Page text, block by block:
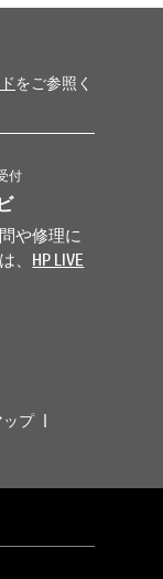
をご参照く
付
や修理に
、 HP LIVE
ップ